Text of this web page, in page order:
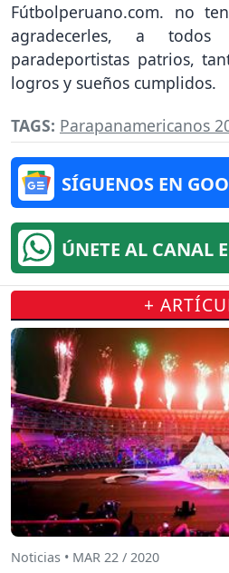
Fútbolperuano.com. no
agradecerles, a
paradeportistas patrios,
logros y sueños cumplidos.
TAGS: Parapanamericanos
SÍGUENOS EN
ÚNETE AL CANAL
+
Noticias • MAR 22 / 2020